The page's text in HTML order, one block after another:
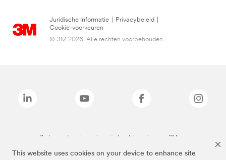
This website uses cookies on your device to enhance site
Juridische Informatie Privacybeleid
Cookie-voorkeuren
© 3M 2026. Alle rechten voorbehouden.
De bovenstaande merken zijn handelsmerken van 3M.we